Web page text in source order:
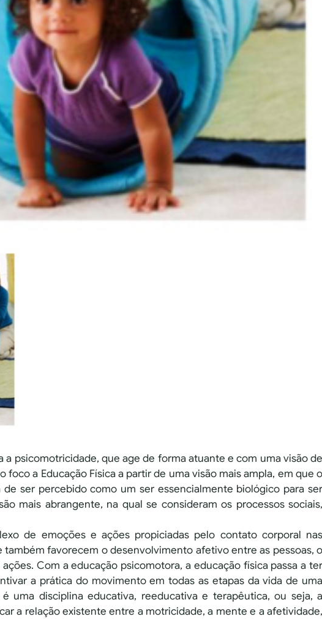
a psicomotricidade, que age de forma atuante e com uma visão de
a Educação Física a partir de uma visão mais ampla, em que o
de ser percebido como um ser essencialmente biológico para ser
mais abrangente, na qual se consideram os processos sociais,
de emoções e ações propiciadas pelo contato corporal nas
também favorecem o desenvolvimento afetivo entre as pessoas, o
Com a educação psicomotora, a educação física passa a ter
a prática do movimento em todas as etapas da vida de uma
uma disciplina educativa, reeducativa e terapêutica, ou seja, a
a relação existente entre a motricidade, a mente e a afetividade,